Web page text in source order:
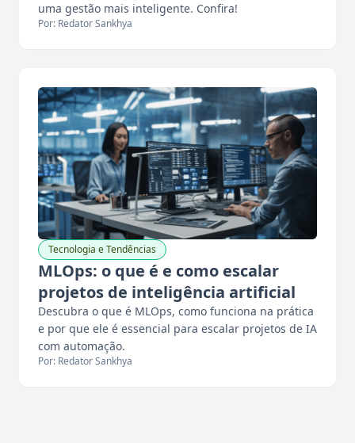
uma gestão mais inteligente. Confira!
Por: Redator Sankhya
Tecnologia e Tendências
MLOps: o que é e como escalar
projetos de inteligência artificial
Descubra o que é MLOps, como funciona na prática
e por que ele é essencial para escalar projetos de IA
com automação.
Por: Redator Sankhya